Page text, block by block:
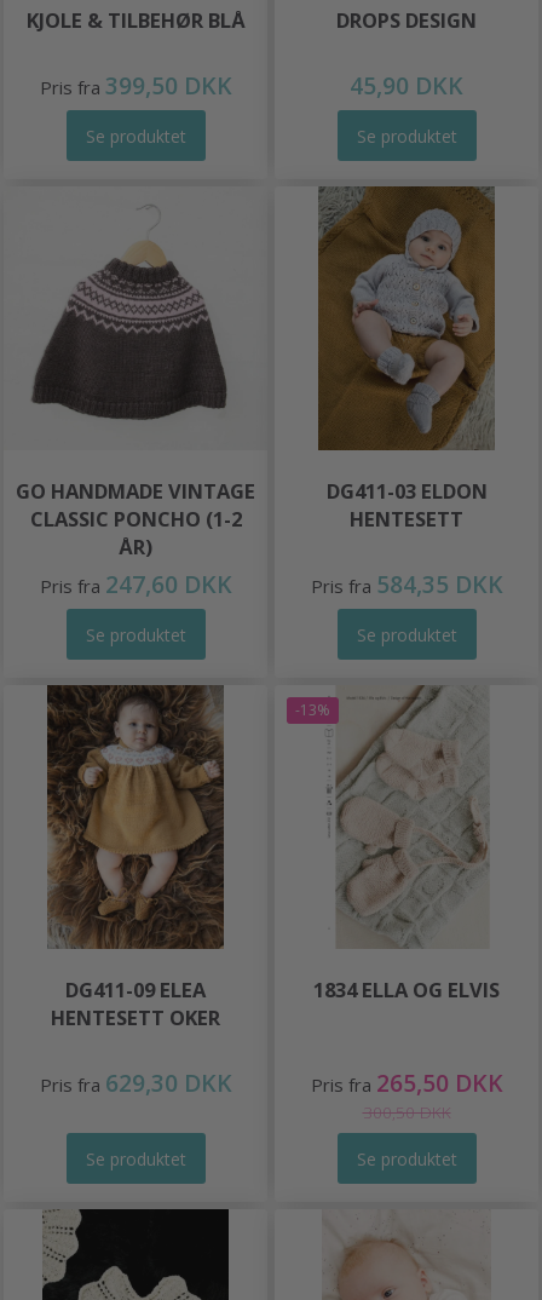
KJOLE & TILBEHØR BLÅ
Pris fra 399,50 DKK
Se produktet
DROPS DESIGN
45,90 DKK
Se produktet
GO HANDMADE VINTAGE
CLASSIC PONCHO (1-2
ÅR)
Pris fra 247,60 DKK
Se produktet
DG411-03 ELDON
HENTESETT
Pris fra 584,35 DKK
Se produktet
DG411-09 ELEA
HENTESETT OKER
Pris fra 629,30 DKK
Se produktet
-13%
1834 ELLA OG ELVIS
Pris fra 265,50 DKK
300,50 DKK
Se produktet